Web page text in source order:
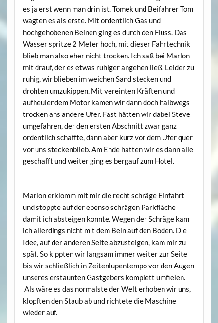
es ja erst wenn man drin ist. Tomek und Beifahrer Tom
wagten es als erste. Mit ordentlich Gas und
hochgehobenen Beinen ging es durch den Fluss. Das
Wasser spritze 2 Meter hoch, mit dieser Fahrtechnik
blieb man also eher nicht trocken. Ich saß bei Marlon
mit drauf, der es etwas ruhiger angehen ließ. Leider zu
ruhig, wir blieben im weichen Sand stecken und
drohten umzukippen. Mit vereinten Kräften und
aufheulendem Motor kamen wir dann doch halbwegs
trocken ans andere Ufer. Fast hätten wir dabei Steve
umgefahren, der den ersten Abschnitt zwar ganz
ordentlich schaffte, dann aber kurz vor dem Ufer quer
vor uns steckenblieb. Am Ende hatten wir es dann alle
geschafft und weiter ging es bergauf zum Hotel.
Marlon erklomm mit mir die recht schräge Einfahrt
und stoppte auf der ebenso schrägen Parkfläche
damit ich absteigen konnte. Wegen der Schräge kam
ich allerdings nicht mit dem Bein auf den Boden. Die
Idee, auf der anderen Seite abzusteigen, kam mir zu
spät. So kippten wir langsam immer weiter zur Seite
bis wir schließlich in Zeitenlupentempo vor den Augen
unseres erstaunten Gastgebers komplett umfielen.
Als wäre es das normalste der Welt erhoben wir uns,
klopften den Staub ab und richtete die Maschine
wieder auf.